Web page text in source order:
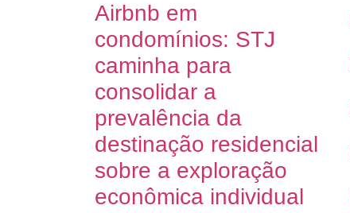
Airbnb em
condomínios: STJ
caminha para
consolidar a
prevalência da
destinação residencial
sobre a exploração
econômica individual